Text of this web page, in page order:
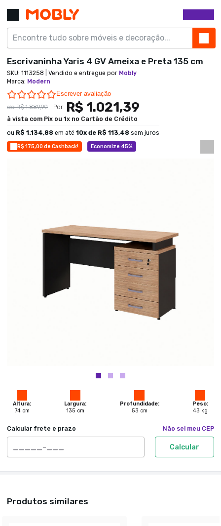
R$ 175,00 de Cashback! Economize 45%
Altura:
74cm
Largura:
135 cm
Profundidade:
53 cm
Peso:
43 kg
Calcular frete e prazo Não sei meu CEP
Calcular
Escrivaninha Yaris 4 GV Ameixa e Preta 135 cm
SKU: 1113258 | Vendido e entregue por Mobly
Marca: Modern
0.0 star rating
Escrever avaliação
deR$ 1.889,99 Por R$ 1.021,39
à vista com Pix ou 1x no Cartão de Crédito
ou R$ 1.134,88 em até 10x de R$ 113,48 sem juros
Produtos similares